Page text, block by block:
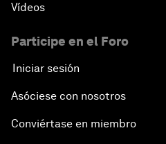
Vídeos
Participe en el Foro
Iniciar sesión
Asóciese con nosotros
Conviértase en miembro